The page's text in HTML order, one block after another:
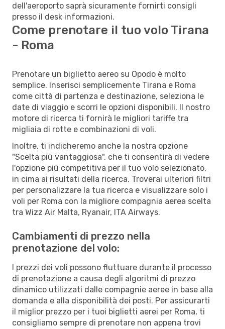
dell'aeroporto saprà sicuramente fornirti consigli
presso il desk informazioni.
Come prenotare il tuo volo Tirana
- Roma
Prenotare un biglietto aereo su Opodo è molto
semplice. Inserisci semplicemente Tirana e Roma
come città di partenza e destinazione, seleziona le
date di viaggio e scorri le opzioni disponibili. Il nostro
motore di ricerca ti fornirà le migliori tariffe tra
migliaia di rotte e combinazioni di voli.
Inoltre, ti indicheremo anche la nostra opzione
"Scelta più vantaggiosa", che ti consentirà di vedere
l'opzione più competitiva per il tuo volo selezionato,
in cima ai risultati della ricerca. Troverai ulteriori filtri
per personalizzare la tua ricerca e visualizzare solo i
voli per Roma con la migliore compagnia aerea scelta
tra Wizz Air Malta, Ryanair, ITA Airways.
Cambiamenti di prezzo nella
prenotazione del volo:
I prezzi dei voli possono fluttuare durante il processo
di prenotazione a causa degli algoritmi di prezzo
dinamico utilizzati dalle compagnie aeree in base alla
domanda e alla disponibilità dei posti. Per assicurarti
il miglior prezzo per i tuoi biglietti aerei per Roma, ti
consigliamo sempre di prenotare non appena trovi